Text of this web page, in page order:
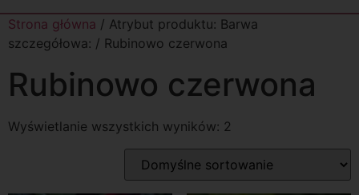
Strona główna / Atrybut produktu: Barwa
szczegółowa: / Rubinowo czerwona
Rubinowo czerwona
Wyświetlanie wszystkich wyników: 2